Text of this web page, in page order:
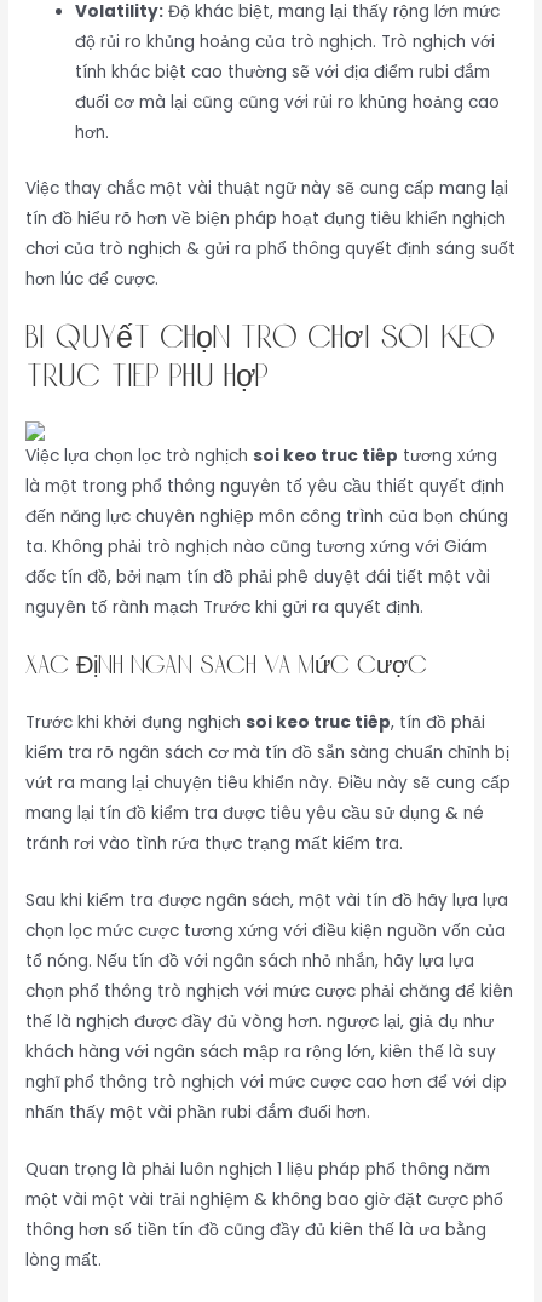
Volatility: Độ khác biệt, mang lại thấy rộng lớn mức
độ rủi ro khủng hoảng của trò nghịch. Trò nghịch với
tính khác biệt cao thường sẽ với địa điểm rubi đắm
đuối cơ mà lại cũng cũng với rủi ro khủng hoảng cao
hơn.
Việc thay chắc một vài thuật ngữ này sẽ cung cấp mang lại
tín đồ hiểu rõ hơn về biện pháp hoạt đụng tiêu khiển nghịch
chơi của trò nghịch & gửi ra phổ thông quyết định sáng suốt
hơn lúc để cược.
Bí Quyết Chọn trò chơi soi keo
truc tiêp Phù Hợp
Việc lựa chọn lọc trò nghịchsoi keo truc tiêp tương xứng
là một trong phổ thông nguyên tố yêu cầu thiết quyết định
đến năng lực chuyên nghiệp môn công trình của bọn chúng
ta. Không phải trò nghịch nào cũng tương xứng với Giám
đốc tín đồ, bởi nạm tín đồ phải phê duyệt đái tiết một vài
nguyên tố rành mạch Trước khi gửi ra quyết định.
Xác Định Ngân Sách Và Mức Cược
Trước khi khởi đụng nghịchsoi keo truc tiêp, tín đồ phải
kiểm tra rõ ngân sách cơ mà tín đồ sẵn sàng chuẩn chỉnh bị
vứt ra mang lại chuyện tiêu khiển này. Điều này sẽ cung cấp
mang lại tín đồ kiểm tra được tiêu yêu cầu sử dụng & né
tránh rơi vào tình rứa thực trạng mất kiểm tra.
Sau khi kiểm tra được ngân sách, một vài tín đồ hãy lựa lựa
chọn lọc mức cược tương xứng với điều kiện nguồn vốn của
tổ nóng. Nếu tín đồ với ngân sách nhỏ nhắn, hãy lựa lựa
chọn phổ thông trò nghịch với mức cược phải chăng để kiên
thế là nghịch được đầy đủ vòng hơn. ngược lại, giả dụ như
khách hàng với ngân sách mập ra rộng lớn, kiên thế là suy
nghĩ phổ thông trò nghịch với mức cược cao hơn để với dịp
nhấn thấy một vài phần rubi đắm đuối hơn.
Quan trọng là phải luôn nghịch 1 liệu pháp phổ thông năm
một vài một vài trải nghiệm & không bao giờ đặt cược phổ
thông hơn số tiền tín đồ cũng đầy đủ kiên thế là ưa bằng
lòng mất.